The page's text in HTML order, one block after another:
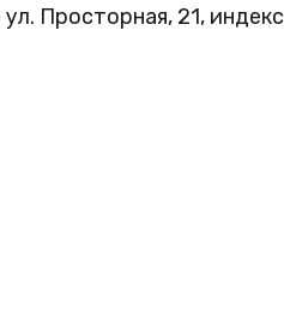
Просторная, 21, индекс